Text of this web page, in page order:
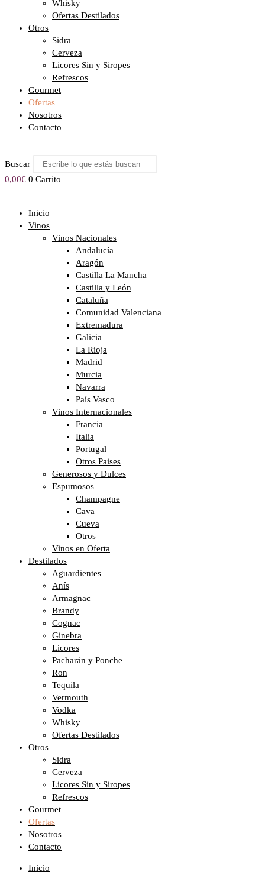
Whisky
Ofertas Destilados
Otros
Sidra
Cerveza
Licores Sin y Siropes
Refrescos
Gourmet
Ofertas
Nosotros
Contacto
Buscar
0,00€ 0 Carrito
Inicio
Vinos
Vinos Nacionales
Andalucía
Aragón
Castilla La Mancha
Castilla y León
Cataluña
Comunidad Valenciana
Extremadura
Galicia
La Rioja
Madrid
Murcia
Navarra
País Vasco
Vinos Internacionales
Francia
Italia
Portugal
Otros Paises
Generosos y Dulces
Espumosos
Champagne
Cava
Cueva
Otros
Vinos en Oferta
Destilados
Aguardientes
Anís
Armagnac
Brandy
Cognac
Ginebra
Licores
Pacharán y Ponche
Ron
Tequila
Vermouth
Vodka
Whisky
Ofertas Destilados
Otros
Sidra
Cerveza
Licores Sin y Siropes
Refrescos
Gourmet
Ofertas
Nosotros
Contacto
Inicio